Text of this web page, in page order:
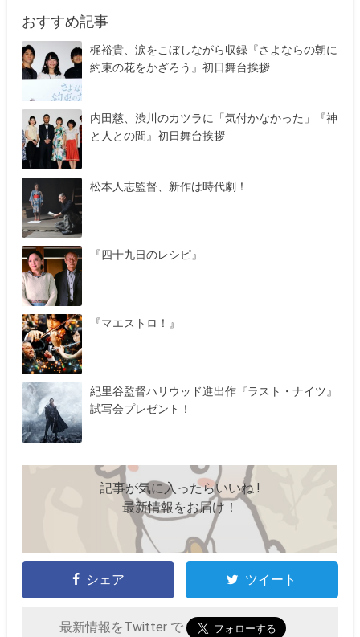
おすすめ記事
梶裕貴、涙をこぼしながら収録『さよならの朝に
約束の花をかざろう』初日舞台挨拶
内田慈、渋川のカツラに「気付かなかった」『神
と人との間』初日舞台挨拶
松本人志監督、新作は時代劇！
『四十九日のレシピ』
『マエストロ！』
紀里谷監督ハリウッド進出作『ラスト・ナイツ』
試写会プレゼント！
記事が気に入ったらいいね !
最新情報をお届け！
シェア ツイート
最新情報をTwitter で